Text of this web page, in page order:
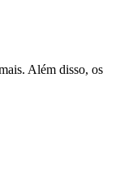
Além disso, os